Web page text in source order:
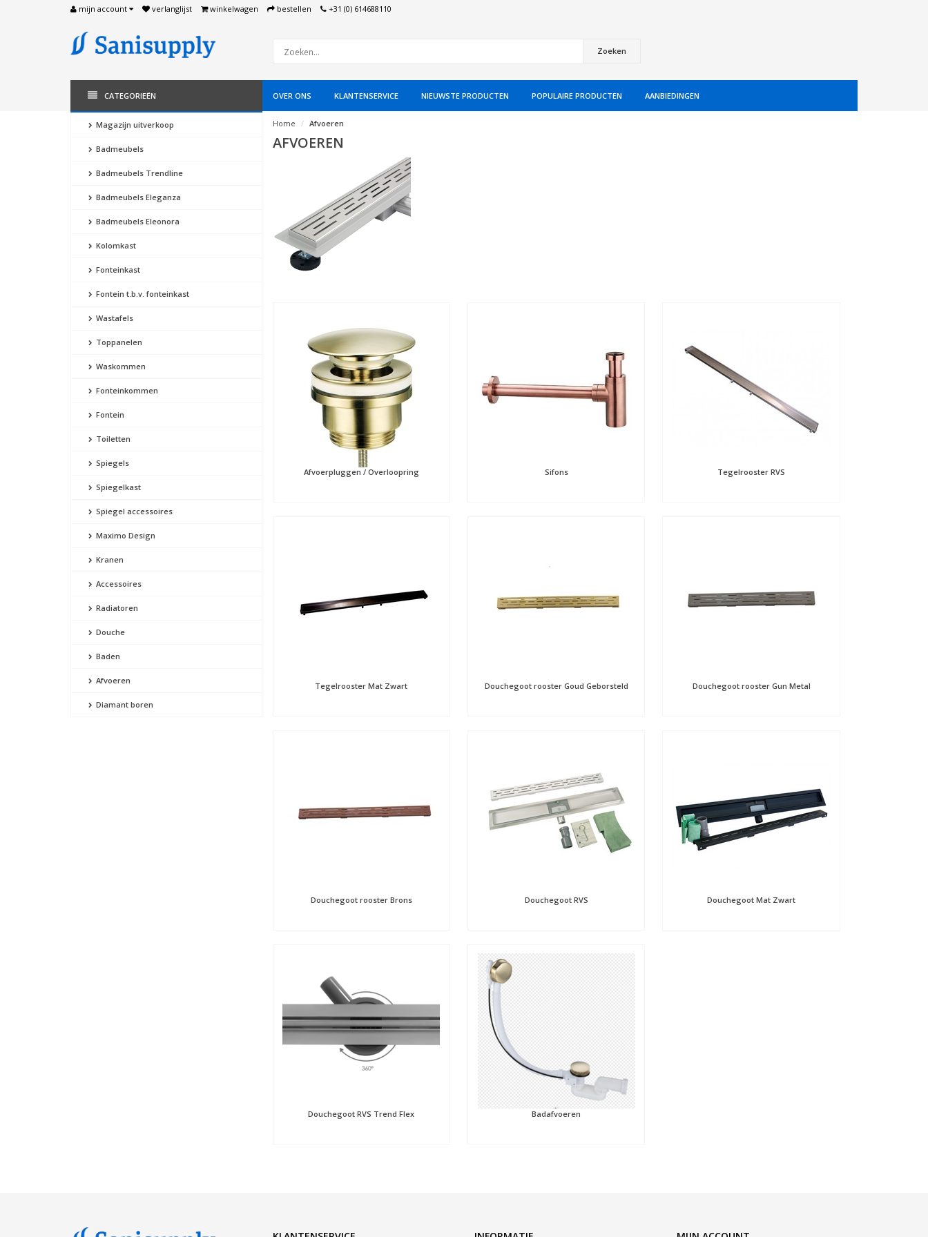
mijn account verlanglijst winkelwagen bestellen +31 (0) 614688110
Zoeken
CATEGORIEËN OVER ONS KLANTENSERVICE NIEUWSTE PRODUCTEN POPULAIRE PRODUCTEN AANBIEDINGEN
Magazijn uitverkoop
Badmeubels
Badmeubels Trendline
Badmeubels Eleganza
Badmeubels Eleonora
Kolomkast
Fonteinkast
Fontein t.b.v. fonteinkast
Wastafels
Toppanelen
Waskommen
Fonteinkommen
Fontein
Toiletten
Spiegels
Spiegelkast
Spiegel accessoires
Maximo Design
Kranen
Accessoires
Radiatoren
Douche
Baden
Afvoeren
Diamant boren
Home Afvoeren
AFVOEREN
Afvoerpluggen / Overloopring Sifons Tegelrooster RVS
Tegelrooster Mat Zwart Douchegoot rooster Goud Geborsteld Douchegoot rooster Gun Metal
Douchegoot rooster Brons Douchegoot RVS Douchegoot Mat Zwart
Douchegoot RVS Trend Flex Badafvoeren